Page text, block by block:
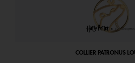
COLLIER PATRONUS